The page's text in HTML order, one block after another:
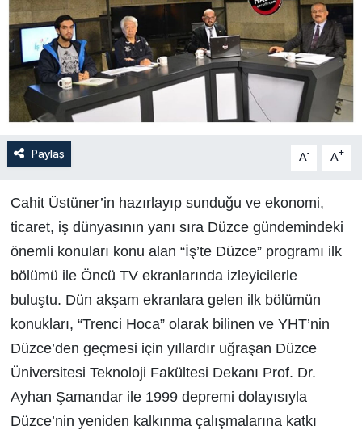
Paylaş A- A+
Cahit Üstüner’in hazırlayıp sunduğu ve ekonomi,
ticaret, iş dünyasının yanı sıra Düzce gündemindeki
önemli konuları konu alan “İş’te Düzce” programı ilk
bölümü ile Öncü TV ekranlarında izleyicilerle
buluştu. Dün akşam ekranlara gelen ilk bölümün
konukları, “Trenci Hoca” olarak bilinen ve YHT’nin
Düzce’den geçmesi için yıllardır uğraşan Düzce
Üniversitesi Teknoloji Fakültesi Dekanı Prof. Dr.
Ayhan Şamandar ile 1999 depremi dolayısıyla
Düzce’nin yeniden kalkınma çalışmalarına katkı